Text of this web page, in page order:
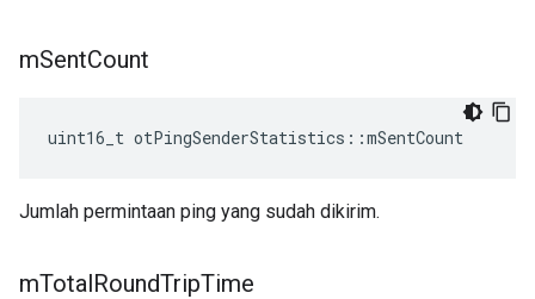
mSentCount
uint16_t otPingSenderStatistics ::mSentCount
Jumlah permintaan ping yang sudah dikirim.
mTotalRoundTripTime